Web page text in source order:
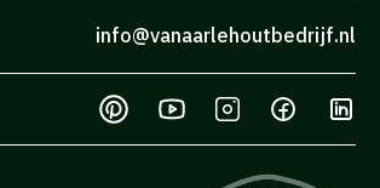
info@vanaarlehoutbedrijf.nl